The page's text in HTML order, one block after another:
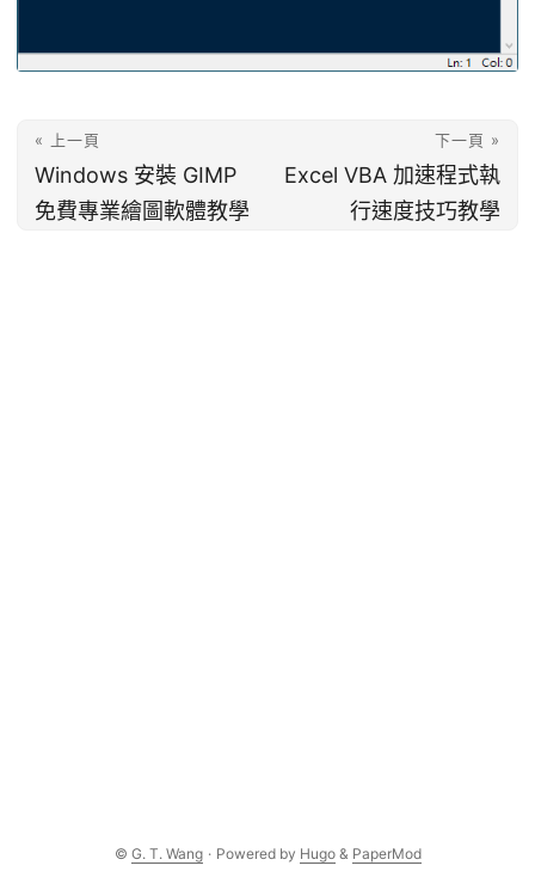
« 上一頁
Windows 安裝 GIMP
免費專業繪圖軟體教學
下一頁 »
Excel VBA 加速程式執
行速度技巧教學
© G. T. Wang · Powered by Hugo& PaperMod